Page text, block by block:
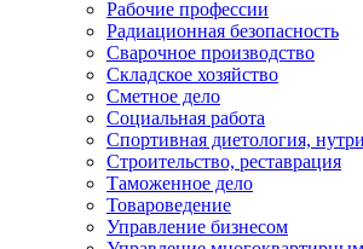
Рабочие профессии
Радиационная безопасность
Сварочное производство
Складское хозяйство
Сметное дело
Социальная работа
Спортивная диетология,
Строительство, реставрация
Таможенное дело
Товароведение
Управление бизнесом